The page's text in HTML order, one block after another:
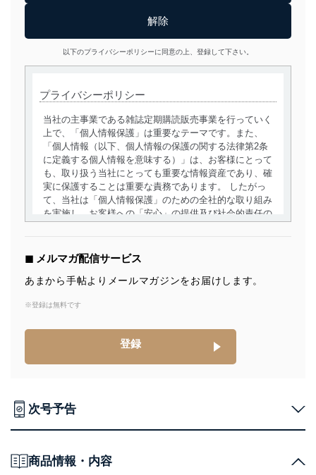
以下のプライバシーポリシーに同意の上、登録して下さい。
プライバシーポリシー
当社の主事業である雑誌定期購読販売事業を行っていく
上で、「個人情報保護」は重要なテーマです。また、
「個人情報（以下、個人情報の保護の関する法律第2条
に定義する個人情報を意味する）」は、お客様にとって
も、取り扱う当社にとっても重要な情報資産であり、確
実に保護することは重要な責務であります。 したがっ
て、当社は「個人情報保護」のための全社的な取り組み
を実施し、お客様への「安心」の提供及び社会的責任の
個人情報の取得・利用・提供について
当社は、個人情報の取得・利用・提供に際して、その利
達成に必要な範囲内で適法かつ公正な手段によって取
個人情報は、同意を得ずに目的外利用、第三者への提
供・開示は行いません。当社においてはこれらの取り組
法令遵守
に、これらの法令及びその他の規範を常に適合させま
◼︎ メルマガ配信サービス
あまから手帖よりメールマガジンをお届けします。
※登録は無料です
登録
次号予告
商品情報・内容